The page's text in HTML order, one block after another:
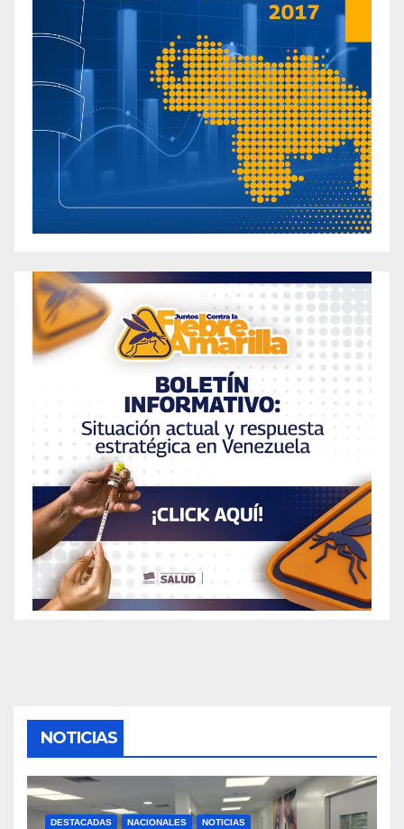
NOTICIAS
DESTACADAS NACIONALES NOTICIAS